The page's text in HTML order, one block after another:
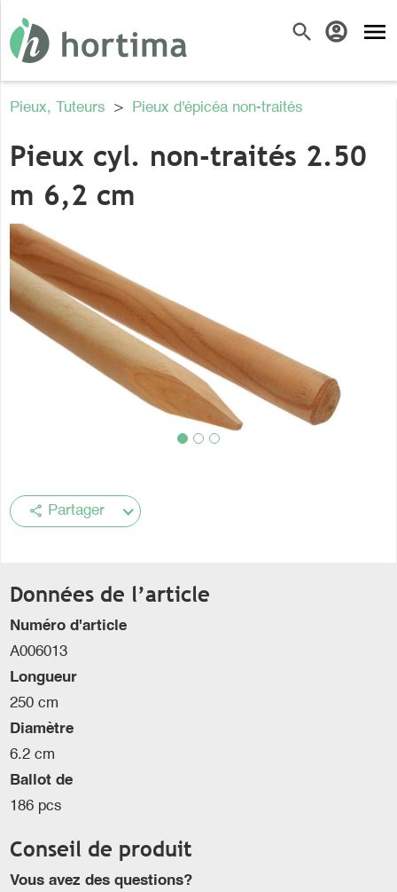
search account_circle menu
Pieux, Tuteurs > Pieux d'épicéa non-traités
Pieux cyl. non-traités 2.50
m 6,2 cm
share Partager
Données de l’article
Numéro d'article
A006013
Longueur
250 cm
Diamètre
6.2 cm
Ballot de
186 pcs
Conseil de produit
Vous avez des questions?